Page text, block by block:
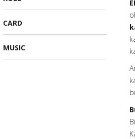
CARD
MUSIC